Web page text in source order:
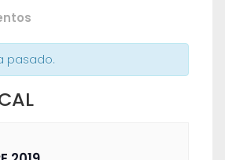
pasado.